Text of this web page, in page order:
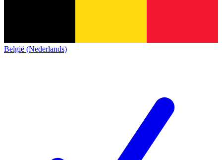
België (Nederlands)